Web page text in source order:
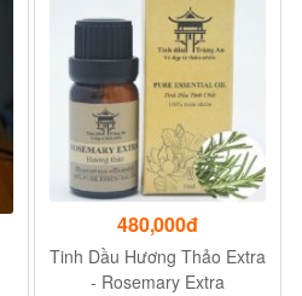
480,000đ
Tinh Dầu Hương Thảo Extra
- Rosemary Extra